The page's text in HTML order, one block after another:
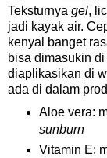
Teksturnya gel,
jadi kayak air.
kenyal banget
bisa dimasukin
diaplikasikan di
ada di dalam
Aloe vera:
sunburn
Vitamin E: